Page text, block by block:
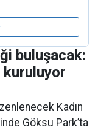
buluşacak:
kuruluyor
Kadın
Göksu Park’ta